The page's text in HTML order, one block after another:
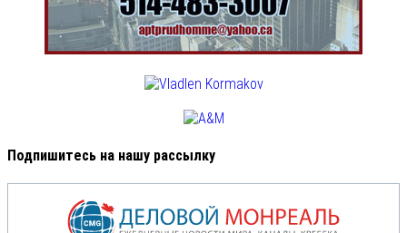
Подпишитесь на нашу рассылку